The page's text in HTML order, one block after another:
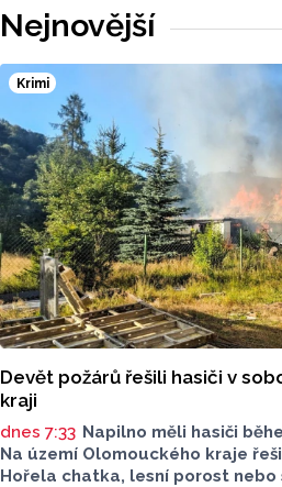
Nejnovější
Krimi
Devět požárů řešili hasiči v
kraji
dnes 7:33 Napilno měli hasiči
Na území Olomouckého kraje
Hořela chatka, lesní porost nebo